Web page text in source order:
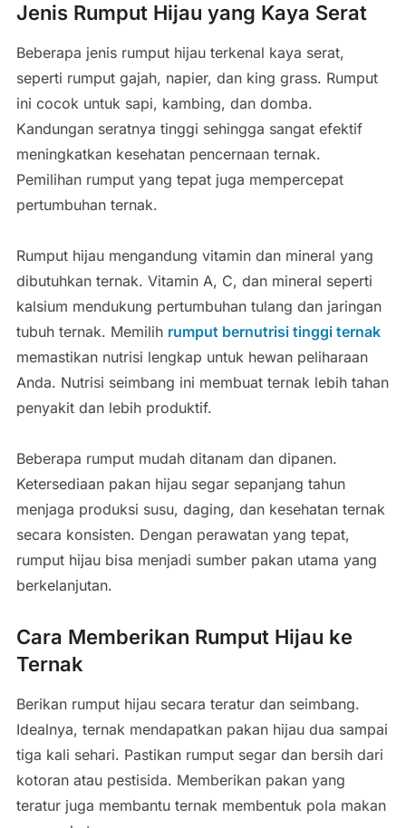
Jenis Rumput Hijau yang Kaya Serat
Beberapa jenis rumput hijau terkenal kaya serat,
seperti rumput gajah, napier, dan king grass. Rumput
ini cocok untuk sapi, kambing, dan domba.
Kandungan seratnya tinggi sehingga sangat efektif
meningkatkan kesehatan pencernaan ternak.
Pemilihan rumput yang tepat juga mempercepat
pertumbuhan ternak.
Rumput hijau mengandung vitamin dan mineral yang
dibutuhkan ternak. Vitamin A, C, dan mineral seperti
kalsium mendukung pertumbuhan tulang dan jaringan
tubuh ternak. Memilih rumput bernutrisi tinggi ternak
memastikan nutrisi lengkap untuk hewan peliharaan
Anda. Nutrisi seimbang ini membuat ternak lebih tahan
penyakit dan lebih produktif.
Beberapa rumput mudah ditanam dan dipanen.
Ketersediaan pakan hijau segar sepanjang tahun
menjaga produksi susu, daging, dan kesehatan ternak
secara konsisten. Dengan perawatan yang tepat,
rumput hijau bisa menjadi sumber pakan utama yang
berkelanjutan.
Cara Memberikan Rumput Hijau ke
Ternak
Berikan rumput hijau secara teratur dan seimbang.
Idealnya, ternak mendapatkan pakan hijau dua sampai
tiga kali sehari. Pastikan rumput segar dan bersih dari
kotoran atau pestisida. Memberikan pakan yang
teratur juga membantu ternak membentuk pola makan